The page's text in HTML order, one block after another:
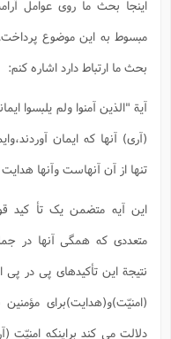
اینجا بحث ما روی عوامل
مبسوط به این موضوع پرداخت.
بحث ما ارتباط دارد اشاره کنم:
آیة "الذین آمنوا ولم یلبسوا
(آری) آنها که ایمان
تنها از آن آنهاست وآنها هدایت
این آیه متضمن یک تأ کید
متعددی که همگی آنها در
نتیجة این تأکیدهای پی در
(امنیّت)و(هدایت)برای
دلالت می کند براینکه امنیّت